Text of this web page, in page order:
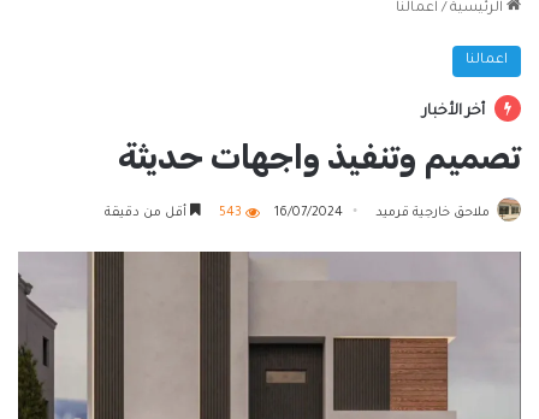
الرئيسية / اعمالنا
اعمالنا
أخر الأخبار
تصميم وتنفيذ واجهات حديثة
ملاحق خارجية قرميد 16/07/2024
543 أقل من دقيقة